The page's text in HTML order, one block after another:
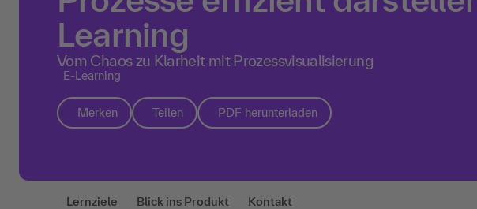
Learning
Vom Chaos zu Klarheit mit Prozessvisualisierung
E-Learning
Merken Teilen PDF herunterladen
Lernziele Blick ins Produkt Kontakt